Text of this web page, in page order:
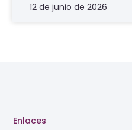
12 de junio de 2026
Enlaces